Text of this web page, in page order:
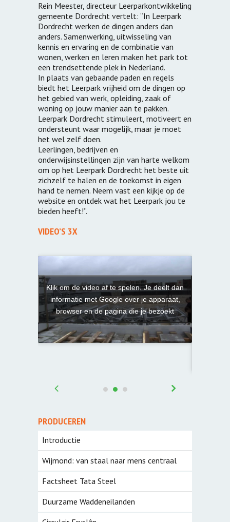
Rein Meester, directeur Leerparkontwikkeling
gemeente Dordrecht vertelt: “In Leerpark
Dordrecht werken de dingen anders dan
anders. Samenwerking, uitwisseling van
kennis en ervaring en de combinatie van
wonen, werken en leren maken het park tot
een trendsettende plek in Nederland.
In plaats van gebaande paden en regels
biedt het Leerpark vrijheid om de dingen op
het gebied van werk, opleiding, zaak of
woning op jouw manier aan te pakken.
Leerpark Dordrecht stimuleert, motiveert en
ondersteunt waar mogelijk, maar je moet
het wel zelf doen.
Leerlingen, bedrijven en
onderwijsinstellingen zijn van harte welkom
om op het Leerpark Dordrecht het beste uit
zichzelf te halen en de toekomst in eigen
hand te nemen. Neem vast een kijkje op de
website en ontdek wat het Leerpark jou te
bieden heeft!”.
VIDEO’S 3X
Klik om de video af te spelen. Je deelt dan
informatie met Google over je apparaat,
browser en de pagina die je bezoekt
PRODUCEREN
Introductie
Wijmond: van staal naar mens centraal
Factsheet Tata Steel
Duurzame Waddeneilanden